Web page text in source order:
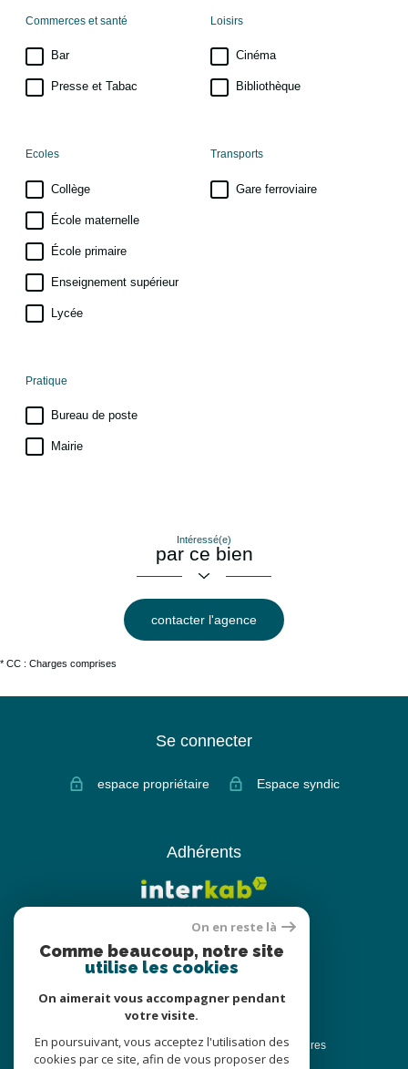
Commerces et santé
Bar
Presse et Tabac
Loisirs
Cinéma
Bibliothèque
Ecoles
Collège
École maternelle
École primaire
Enseignement supérieur
Lycée
Transports
Gare ferroviaire
Pratique
Bureau de poste
Mairie
Intéressé(e)
par ce bien
contacter l'agence
* CC : Charges comprises
Se connecter
espace propriétaire Espace syndic
Adhérents
© 2022 Tous droits réservés
Traduction powered by Google Nos honoraires
On en reste là
Comme beaucoup, notre site
utilise les cookies
On aimerait vous accompagner pendant
votre visite.
En poursuivant, vous acceptez l'utilisation des
cookies par ce site, afin de vous proposer des